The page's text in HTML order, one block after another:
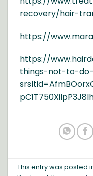
recovery/hair-
https://
https://
things-not-to-
This entry was posted